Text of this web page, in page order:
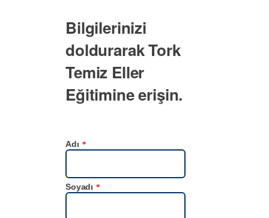
Bilgilerinizi
doldurarak Tork
Temiz Eller
Eğitimine erişin.
Adı *
Soyadı *